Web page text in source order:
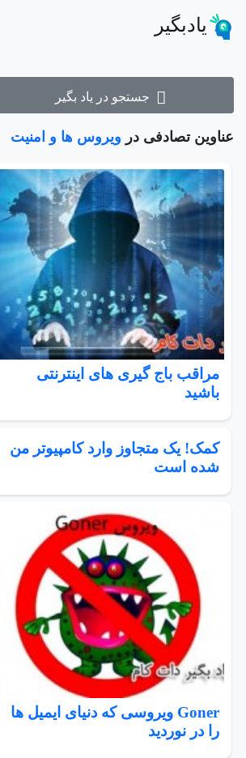
یادبگیر
جستجو در یاد بگیر
عناوین تصادفی در ویروس ها و امنیت
مراقب باج گیری های اینترنتی
باشید
کمک! یک متجاوز وارد کامپیوتر من
شده است
Goner ویروسی که دنیای ایمیل ها
را در نوردید